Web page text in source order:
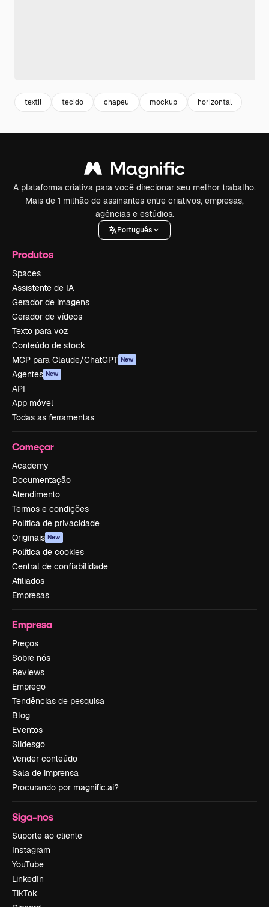
textil tecido chapeu mockup horizontal
A plataforma criativa para você direcionar seu melhor trabalho.
Mais de 1 milhão de assinantes entre criativos, empresas,
agências e estúdios.
Português
Produtos
Spaces
Assistente de IA
Gerador de imagens
Gerador de vídeos
Texto para voz
Conteúdo de stock
MCP para Claude/ChatGPT New
Agentes New
API
App móvel
Todas as ferramentas
Começar
Academy
Documentação
Atendimento
Termos e condições
Política de privacidade
Originais New
Política de cookies
Central de confiabilidade
Afiliados
Empresas
Empresa
Preços
Sobre nós
Reviews
Emprego
Tendências de pesquisa
Blog
Eventos
Slidesgo
Vender conteúdo
Sala de imprensa
Procurando por magnific.ai?
Siga-nos
Suporte ao cliente
Instagram
YouTube
LinkedIn
TikTok